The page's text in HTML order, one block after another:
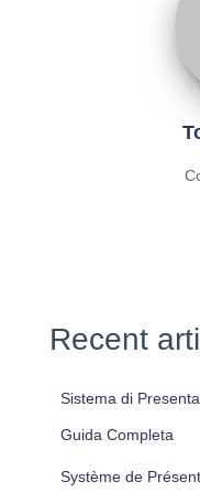
Recent
Sistema di
Guida Completa
Système de